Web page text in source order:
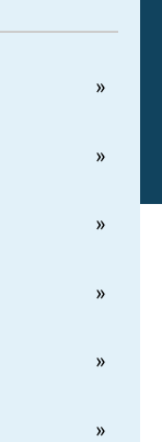
»
»
»
»
»
»